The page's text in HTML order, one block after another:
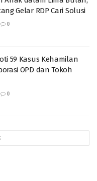
Gelar RDP Cari Solusi
0
59 Kasus Kehamilan
OPD dan Tokoh
0